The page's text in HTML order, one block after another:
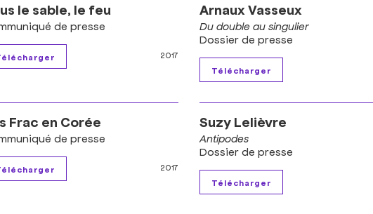
le sable, le feu
de presse
2017
Arnaux Vasseux
Du double au singulier
Dossier de presse
Frac en Corée
de presse
2017
Suzy Lelièvre
Antipodes
Dossier de presse